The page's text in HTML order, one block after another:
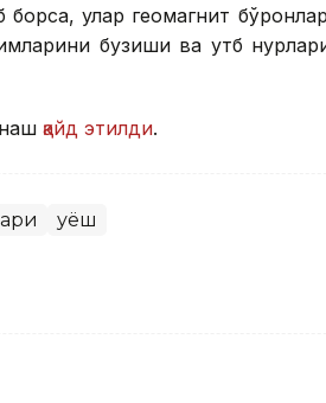
борса, улар геомагнит
бузиши ва қутб
қайд этилди.
Қуёш